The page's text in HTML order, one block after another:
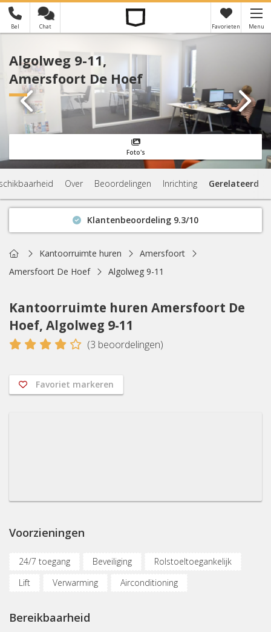
Bel Chat Favorieten Menu
Algolweg 9-11,
Amersfoort De Hoef
Foto's
Over Beoordelingen Inrichting Gerelateerd
Klantenbeoordeling 9.3/10
Actuele beschikbaarheid
HomeKantoorruimte huren
Amersfoort
Amersfoort De Hoef
Algolweg 9-11
Kantoorruimte huren Amersfoort De
Hoef, Algolweg 9-11
4 (3 beoordelingen)
Favoriet markeren
Voorzieningen
24/7 toegang Beveiliging
Rolstoeltoegankelijk
Lift
Verwarming
Airconditioning
Fietsenstalling
Bereikbaarheid